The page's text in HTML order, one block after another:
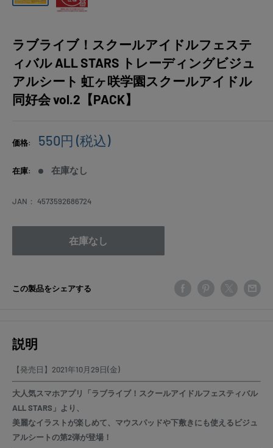
ラブライブ！スクールアイドルフェステ
ィバル ALL STARS トレーディングビジュ
アルシート 虹ヶ咲学園スクールアイドル
同好会 vol.2【PACK】
価格:
販
価
550円 (税込)
在庫: 在庫なし
JAN： 4573592686724
在庫なし
この製品をシェアする
説明
【発売日】2021年10月29日(金)
大人気スマホアプリ「ラブライブ！スクールアイドルフェスティバル
ALL STARS」より、
美麗なイラストが楽しめて、マウスパッドや下敷きにも使えるビジュ
アルシートの第2弾が登場！